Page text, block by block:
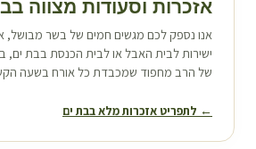
אזכרות וסעודות מצווה ב
אנו נספק לכם מגשים חמים של בשר מבושל,
ישירות לבית האבל או לבית הכנסת בבת ים,
של הרב מחפוד שמכבדת כל אורח בשעה
← לתפריט אזכרות מלא בבת ים